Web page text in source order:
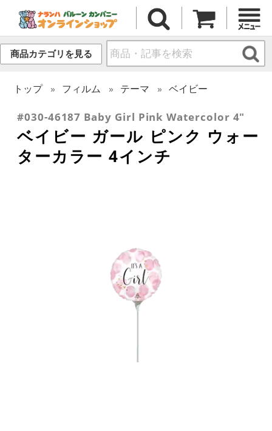
商品カテゴリを見る
トップ フィルム テーマ ベイビー
#030-46187 Baby Girl Pink Watercolor 4"
ベイビー ガール ピンク ウォー
ターカラー 4インチ